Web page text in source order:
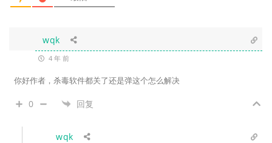
wqk
4 年 前
你好作者，杀毒软件都关了还是弹这个怎么解决
0 回复
wqk